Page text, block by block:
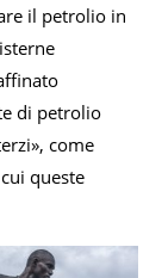
il petrolio in
di petrolio
come
queste